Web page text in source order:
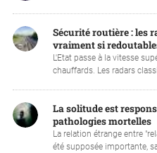
Sécurité routière : les
vraiment si
L'Etat passe à la vitesse
chauffards. Les radars
La solitude est
pathologies mortelles
La relation étrange entre
été supposée importante,